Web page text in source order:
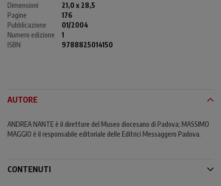
Dimensioni
21,0 x 28,5
Pagine
176
Pubblicazione
01/2004
Numero edizione
1
ISBN
9788825014150
AUTORE
ANDREA NANTE è il direttore del Museo diocesano di Padova; MASSIMO
MAGGIO è il responsabile editoriale delle Editrici Messaggero Padova.
CONTENUTI